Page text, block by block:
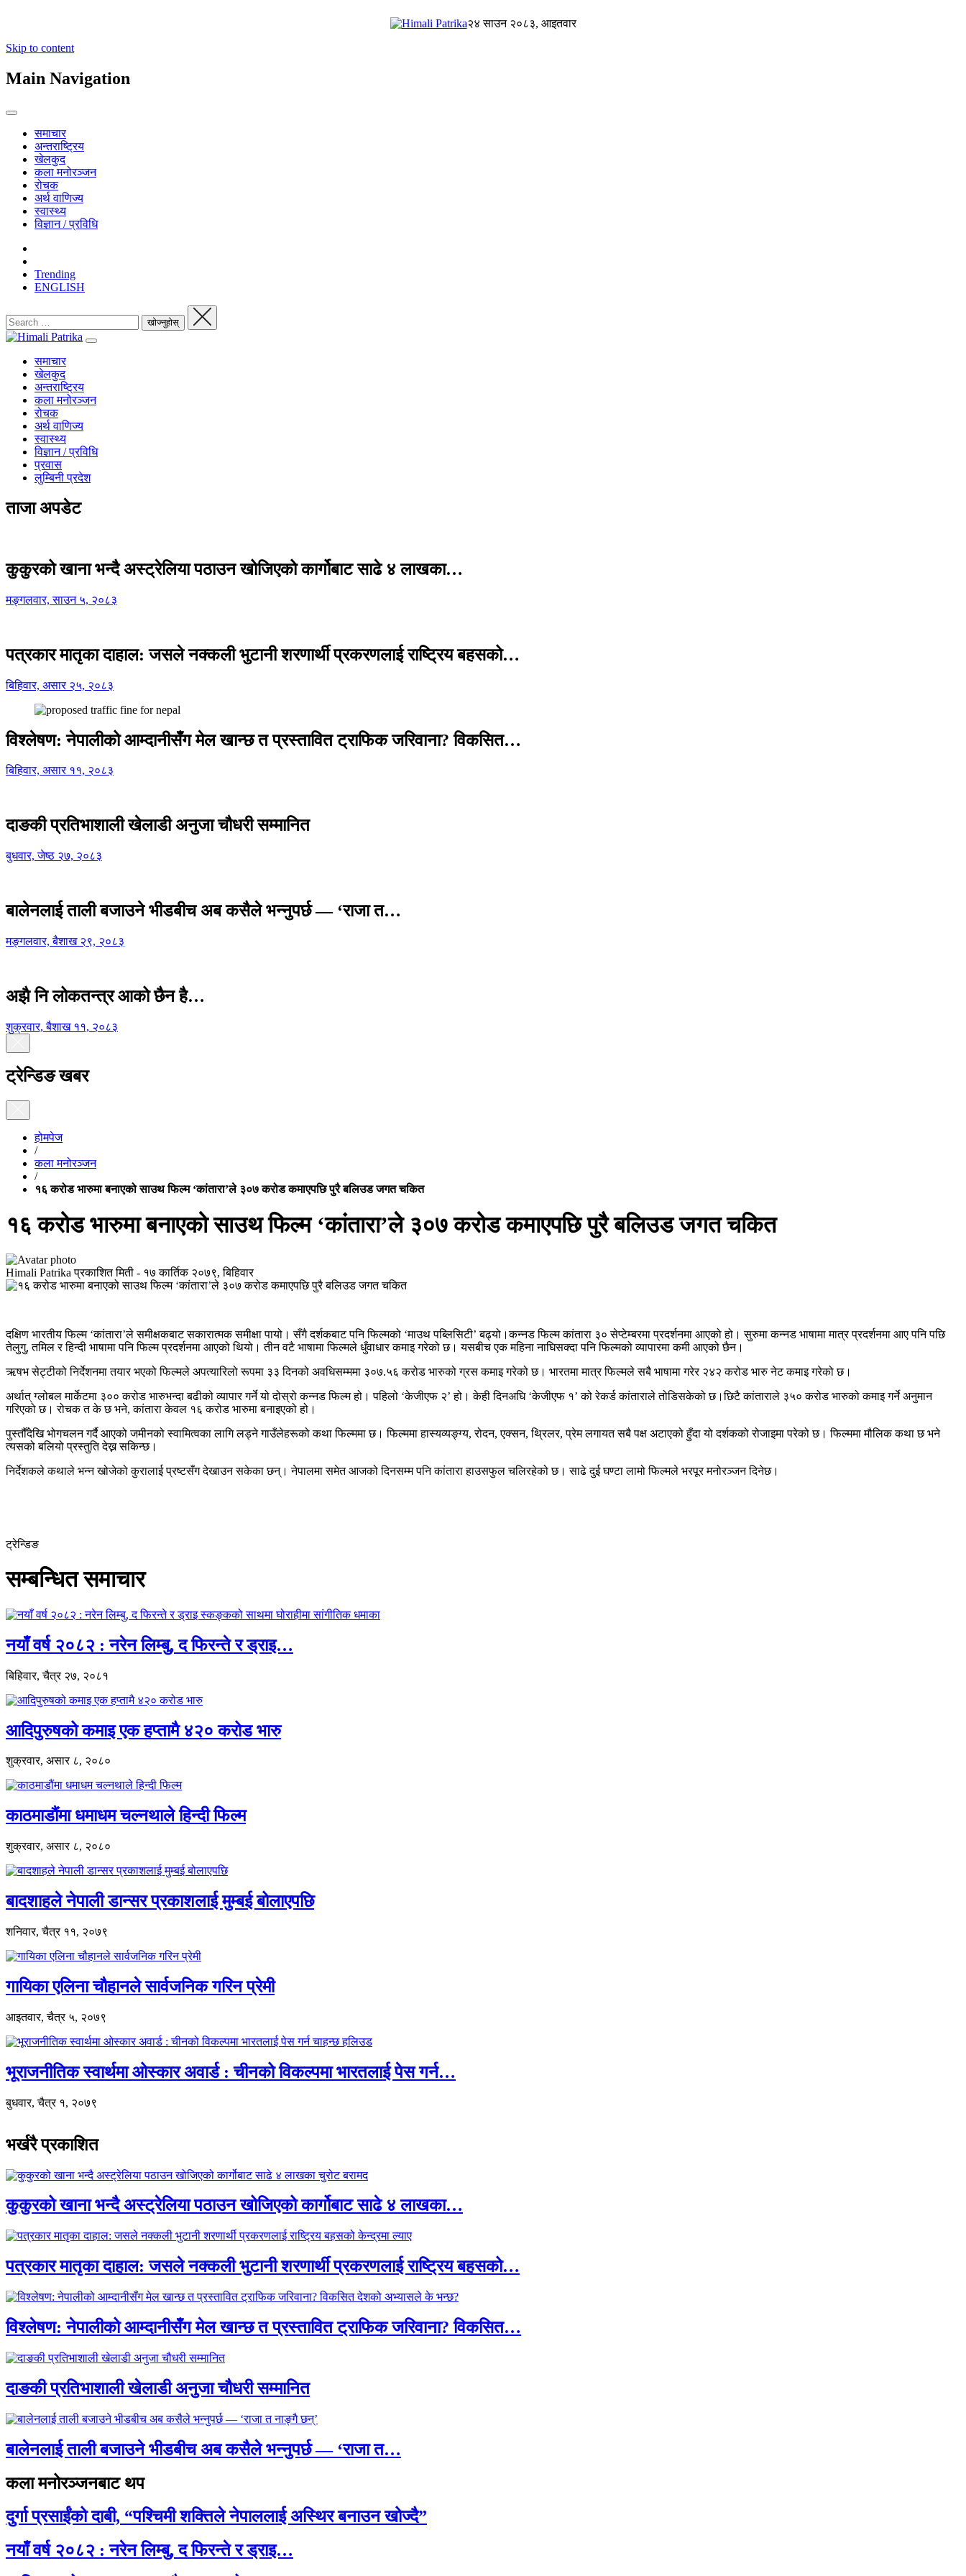
२४ साउन २०८३, आइतवार
Skip to content
Main Navigation
समाचार
अन्तराष्ट्रिय
खेलकुद
कला मनोरञ्जन
रोचक
अर्थ वाणिज्य
स्वास्थ्य
विज्ञान / प्रविधि
Trending
ENGLISH
समाचार
खेलकुद
अन्तराष्ट्रिय
कला मनोरञ्जन
रोचक
अर्थ वाणिज्य
स्वास्थ्य
विज्ञान / प्रविधि
प्रवास
लुम्बिनी प्रदेश
ताजा अपडेट
कुकुरको खाना भन्दै अस्ट्रेलिया पठाउन खोजिएको कार्गोबाट साढे ४ लाखका…
मङ्गलवार, साउन ५, २०८३
पत्रकार मातृका दाहाल: जसले नक्कली भुटानी शरणार्थी प्रकरणलाई राष्ट्रिय बहसको…
बिहिवार, असार २५, २०८३
विश्लेषण: नेपालीको आम्दानीसँग मेल खान्छ त प्रस्तावित ट्राफिक जरिवाना? विकसित…
बिहिवार, असार ११, २०८३
दाङकी प्रतिभाशाली खेलाडी अनुजा चौधरी सम्मानित
बुधवार, जेष्ठ २७, २०८३
बालेनलाई ताली बजाउने भीडबीच अब कसैले भन्नुपर्छ — ‘राजा त…
मङ्गलवार, बैशाख २९, २०८३
अझै नि लोकतन्त्र आको छैन है…
शुक्रवार, बैशाख ११, २०८३
ट्रेन्डिङ खबर
होमपेज
/
कला मनोरञ्जन
/
१६ करोड भारुमा बनाएको साउथ फिल्म ‘कांतारा’ले ३०७ करोड कमाएपछि पुरै बलिउड जगत चकित
१६ करोड भारुमा बनाएको साउथ फिल्म ‘कांतारा’ले ३०७ करोड कमाएपछि पुरै बलिउड जगत चकित
Himali Patrika प्रकाशित मिती - १७ कार्तिक २०७९, बिहिवार
दक्षिण भारतीय फिल्म ‘कांतारा’ले समीक्षकबाट सकारात्मक समीक्षा पायो। सँगै दर्शकबाट पनि फिल्मको ‘माउथ पब्लिसिटी’ बढ्यो।कन्नड फिल्म कांतारा ३० सेप्टेम्बरमा प्रदर्शनमा आएको हो। सुरुमा कन्नड भाषामा मात्र प्रदर्शनमा आए पनि पछि
तेलुगु, तमिल र हिन्दी भाषामा पनि फिल्म प्रदर्शनमा आएको थियो। तीन वटै भाषामा फिल्मले धुँवाधार कमाइ गरेको छ। यसबीच एक महिना नाघिसक्दा पनि फिल्मको व्यापारमा कमी आएको छैन।
ऋषभ सेट्टीको निर्देशनमा तयार भएको फिल्मले अपत्यारिलो रूपमा ३३ दिनको अवधिसम्ममा ३०७.५६ करोड भारुको ग्रस कमाइ गरेको छ। भारतमा मात्र फिल्मले सबै भाषामा गरेर २४२ करोड भारु नेट कमाइ गरेको छ।
अर्थात् ग्लोबल मार्केटमा ३०० करोड भारुभन्दा बढीको व्यापार गर्ने यो दोस्रो कन्नड फिल्म हो। पहिलो ‘केजीएफ २’ हो। केही दिनअघि ‘केजीएफ १’ को रेकर्ड कांताराले तोडिसकेको छ।छिटै कांताराले ३५० करोड भारुको कमाइ गर्ने अनुमान
गरिएको छ। रोचक त के छ भने, कांतारा केवल १६ करोड भारुमा बनाइएको हो।
पुस्तौँदेखि भोगचलन गर्दै आएको जमीनको स्वामित्वका लागि लड्ने गाउँलेहरूको कथा फिल्ममा छ। फिल्ममा हास्यव्यङ्ग्य, रोदन, एक्सन, थ्रिलर, प्रेम लगायत सबै पक्ष अटाएको हुँदा यो दर्शकको रोजाइमा परेको छ। फिल्ममा मौलिक कथा छ भने
त्यसको बलियो प्रस्तुति देख्न सकिन्छ।
निर्देशकले कथाले भन्न खोजेको कुरालाई प्रष्टसँग देखाउन सकेका छन्। नेपालमा समेत आजको दिनसम्म पनि कांतारा हाउसफुल चलिरहेको छ। साढे दुई घण्टा लामो फिल्मले भरपूर मनोरञ्जन दिनेछ।
ट्रेन्डिङ
सम्बन्धित समाचार
नयाँ वर्ष २०८२ : नरेन लिम्बु, द फिरन्ते र ड्राइ…
बिहिवार, चैत्र २७, २०८१
आदिपुरुषको कमाइ एक हप्तामै ४२० करोड भारु
शुक्रवार, असार ८, २०८०
काठमाडौंमा धमाधम चल्नथाले हिन्दी फिल्म
शुक्रवार, असार ८, २०८०
बादशाहले नेपाली डान्सर प्रकाशलाई मुम्बई बोलाएपछि
शनिवार, चैत्र ११, २०७९
गायिका एलिना चौहानले सार्वजनिक गरिन प्रेमी
आइतवार, चैत्र ५, २०७९
भूराजनीतिक स्वार्थमा ओस्कार अवार्ड : चीनको विकल्पमा भारतलाई पेस गर्न…
बुधवार, चैत्र १, २०७९
भर्खरै प्रकाशित
कुकुरको खाना भन्दै अस्ट्रेलिया पठाउन खोजिएको कार्गोबाट साढे ४ लाखका…
पत्रकार मातृका दाहाल: जसले नक्कली भुटानी शरणार्थी प्रकरणलाई राष्ट्रिय बहसको…
विश्लेषण: नेपालीको आम्दानीसँग मेल खान्छ त प्रस्तावित ट्राफिक जरिवाना? विकसित…
दाङकी प्रतिभाशाली खेलाडी अनुजा चौधरी सम्मानित
बालेनलाई ताली बजाउने भीडबीच अब कसैले भन्नुपर्छ — ‘राजा त…
कला मनोरञ्जनबाट थप
दुर्गा प्रसाईंको दाबी, “पश्चिमी शक्तिले नेपाललाई अस्थिर बनाउन खोज्दै”
नयाँ वर्ष २०८२ : नरेन लिम्बु, द फिरन्ते र ड्राइ…